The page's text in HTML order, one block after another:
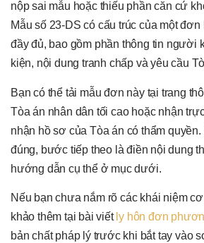
nộp sai mẫu hoặc thiếu phần căn cứ
Mẫu số 23-DS có cấu trúc của một
đầy đủ, bao gồm phần thông tin người
kiện, nội dung tranh chấp và yêu cầu
Bạn có thể tải mẫu đơn này tại trang
Tòa án nhân dân tối cao hoặc nhận
nhận hồ sơ của Tòa án có thẩm
đúng, bước tiếp theo là điền nội dung
hướng dẫn cụ thể ở mục dưới.
Nếu bạn chưa nắm rõ các khái niệm
khảo thêm tại bài viết ly hôn đơn
bản chất pháp lý trước khi bắt tay vào